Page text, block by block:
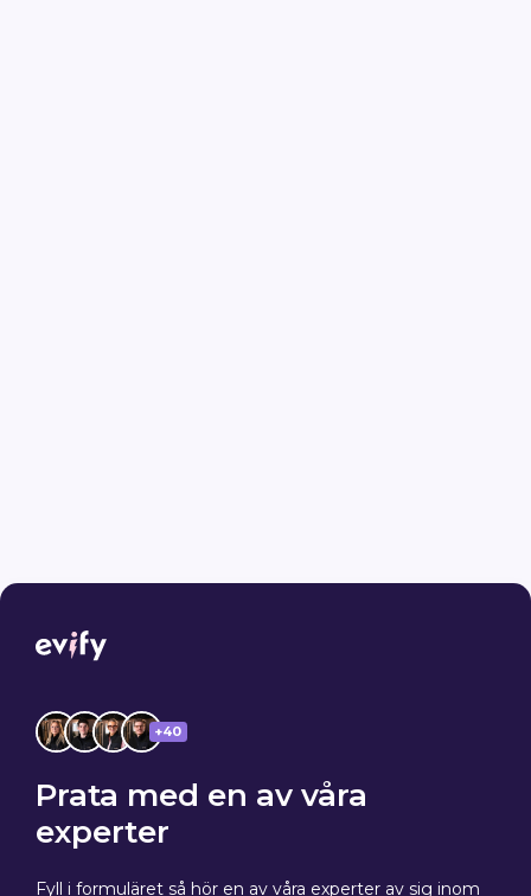
+40
Prata med en av våra
experter
Fyll i formuläret så hör en av våra experter av sig inom